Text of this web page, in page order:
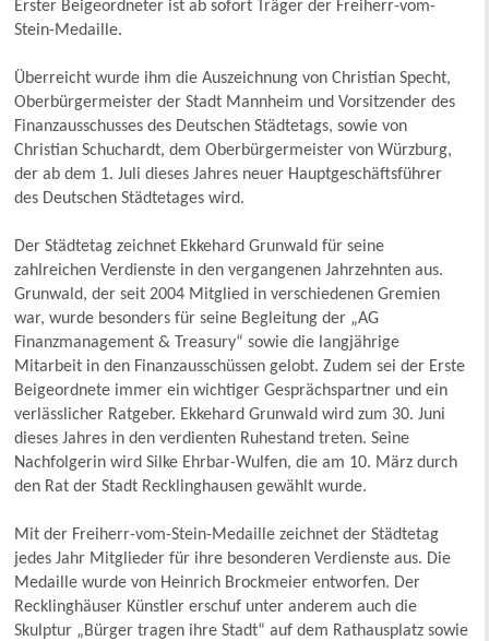
Erster Beigeordneter ist ab sofort Träger der Freiherr-vom-
Stein-Medaille.
Überreicht wurde ihm die Auszeichnung von Christian Specht,
Oberbürgermeister der Stadt Mannheim und Vorsitzender des
Finanzausschusses des Deutschen Städtetags, sowie von
Christian Schuchardt, dem Oberbürgermeister von Würzburg,
der ab dem 1. Juli dieses Jahres neuer Hauptgeschäftsführer
des Deutschen Städtetages wird.
Der Städtetag zeichnet Ekkehard Grunwald für seine
zahlreichen Verdienste in den vergangenen Jahrzehnten aus.
Grunwald, der seit 2004 Mitglied in verschiedenen Gremien
war, wurde besonders für seine Begleitung der „AG
Finanzmanagement & Treasury“ sowie die langjährige
Mitarbeit in den Finanzausschüssen gelobt. Zudem sei der Erste
Beigeordnete immer ein wichtiger Gesprächspartner und ein
verlässlicher Ratgeber. Ekkehard Grunwald wird zum 30. Juni
dieses Jahres in den verdienten Ruhestand treten. Seine
Nachfolgerin wird Silke Ehrbar-Wulfen, die am 10. März durch
den Rat der Stadt Recklinghausen gewählt wurde.
Mit der Freiherr-vom-Stein-Medaille zeichnet der Städtetag
jedes Jahr Mitglieder für ihre besonderen Verdienste aus. Die
Medaille wurde von Heinrich Brockmeier entworfen. Der
Recklinghäuser Künstler erschuf unter anderem auch die
Skulptur „Bürger tragen ihre Stadt“ auf dem Rathausplatz sowie